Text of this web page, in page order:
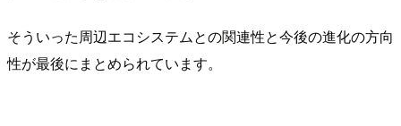
そういった周辺エコシステムとの関連性と今後の進化の方向
性が最後にまとめられています。